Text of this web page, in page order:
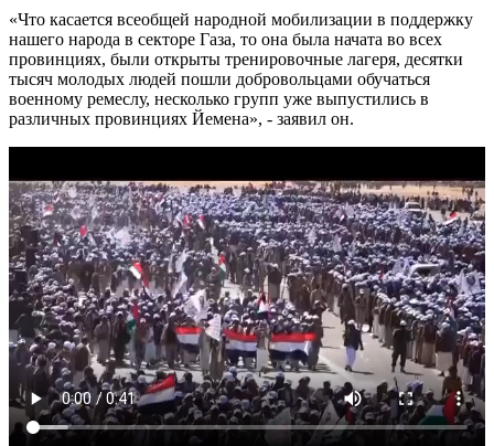
«Что касается всеобщей народной мобилизации в поддержку
нашего народа в секторе Газа, то она была начата во всех
провинциях, были открыты тренировочные лагеря, десятки
тысяч молодых людей пошли добровольцами обучаться
военному ремеслу, несколько групп уже выпустились в
различных провинциях Йемена», - заявил он.